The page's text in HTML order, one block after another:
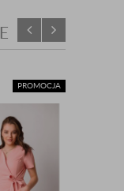
PROMOCJA